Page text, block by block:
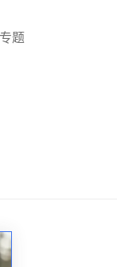
专题